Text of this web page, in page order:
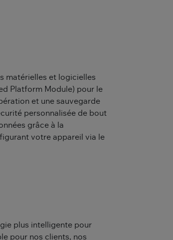
matérielles et logicielles
Platform Module) pour le
et une sauvegarde
personnalisée de bout
grâce à la
votre appareil via le
plus intelligente pour
pour nos clients, nos